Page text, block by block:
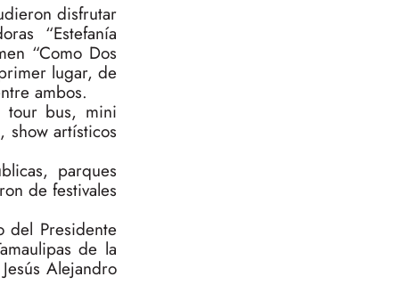
disfrutar
“Estefanía
“Como Dos
lugar, de
ambos.
tour bus, mini
show artísticos
parques
de festivales
del Presidente
de la
Alejandro